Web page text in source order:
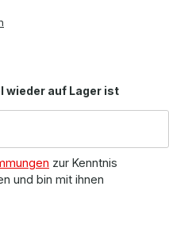
wieder auf Lager ist
zur Kenntnis
und bin mit ihnen